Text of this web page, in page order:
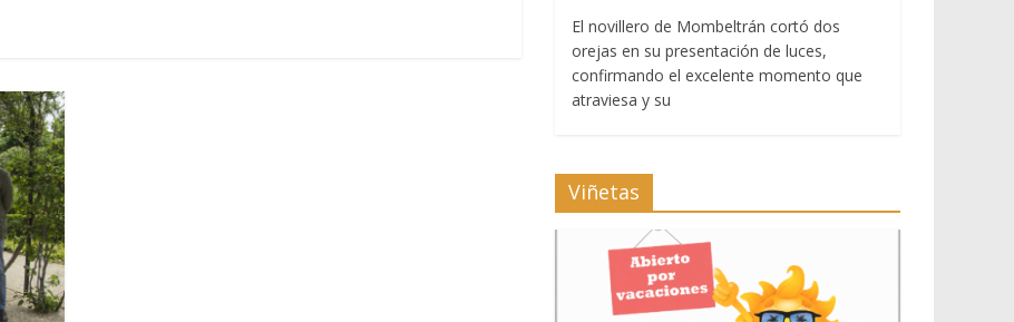
El novillero de Mombeltrán cortó dos
orejas en su presentación de luces,
confirmando el excelente momento que
atraviesa y su
Viñetas